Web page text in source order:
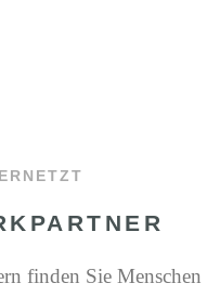
finden Sie Menschen